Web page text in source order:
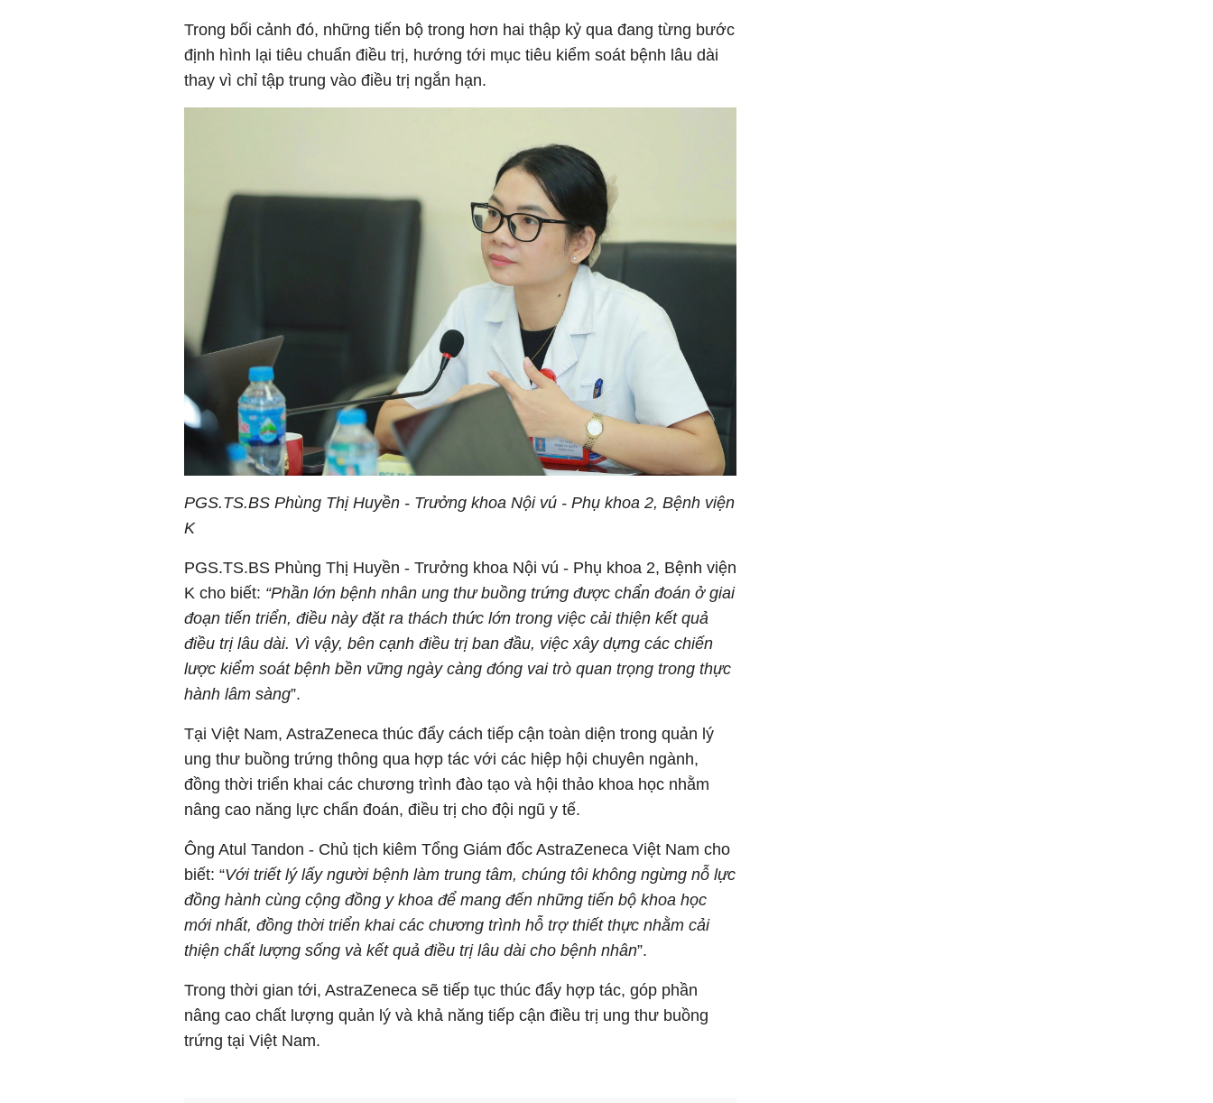
Trong bối cảnh đó, những tiến bộ trong hơn hai thập kỷ qua đang từng bước
định hình lại tiêu chuẩn điều trị, hướng tới mục tiêu kiểm soát bệnh lâu dài
thay vì chỉ tập trung vào điều trị ngắn hạn.
PGS.TS.BS Phùng Thị Huyền - Trưởng khoa Nội vú - Phụ khoa 2, Bệnh viện
K
PGS.TS.BS Phùng Thị Huyền - Trưởng khoa Nội vú - Phụ khoa 2, Bệnh viện
K cho biết: “Phần lớn bệnh nhân ung thư buồng trứng được chẩn đoán ở giai
đoạn tiến triển, điều này đặt ra thách thức lớn trong việc cải thiện kết quả
điều trị lâu dài. Vì vậy, bên cạnh điều trị ban đầu, việc xây dựng các chiến
lược kiểm soát bệnh bền vững ngày càng đóng vai trò quan trọng trong thực
hành lâm sàng”.
Tại Việt Nam, AstraZeneca thúc đẩy cách tiếp cận toàn diện trong quản lý
ung thư buồng trứng thông qua hợp tác với các hiệp hội chuyên ngành,
đồng thời triển khai các chương trình đào tạo và hội thảo khoa học nhằm
nâng cao năng lực chẩn đoán, điều trị cho đội ngũ y tế.
Ông Atul Tandon - Chủ tịch kiêm Tổng Giám đốc AstraZeneca Việt Nam cho
biết: “Với triết lý lấy người bệnh làm trung tâm, chúng tôi không ngừng nỗ lực
đồng hành cùng cộng đồng y khoa để mang đến những tiến bộ khoa học
mới nhất, đồng thời triển khai các chương trình hỗ trợ thiết thực nhằm cải
thiện chất lượng sống và kết quả điều trị lâu dài cho bệnh nhân”.
Trong thời gian tới, AstraZeneca sẽ tiếp tục thúc đẩy hợp tác, góp phần
nâng cao chất lượng quản lý và khả năng tiếp cận điều trị ung thư buồng
trứng tại Việt Nam.